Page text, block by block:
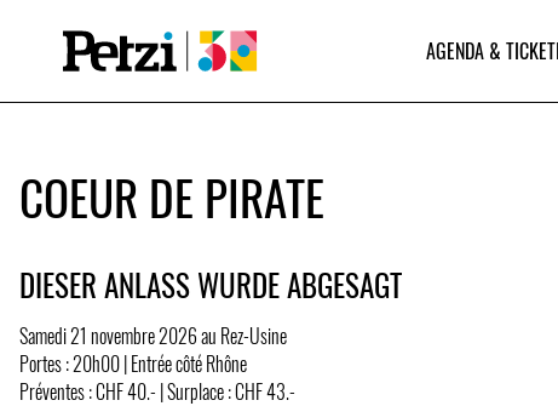
AGENDA &
COEUR DE PIRATE
DIESER ANLASS WURDE ABGESAGT
Samedi 21 novembre 2026 au Rez-Usine
Portes : 20h00 | Entrée côté Rhône
Préventes : CHF 40.- | Surplace : CHF 43.-